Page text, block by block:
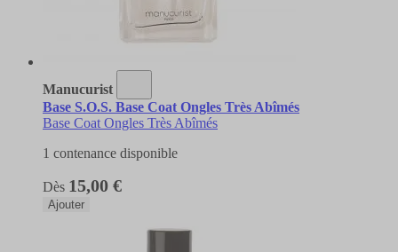
Manucurist
Base S.O.S. Base Coat Ongles Très Abîmés
Base Coat Ongles Très Abîmés
1 contenance disponible
Dès 15,00 €
Ajouter